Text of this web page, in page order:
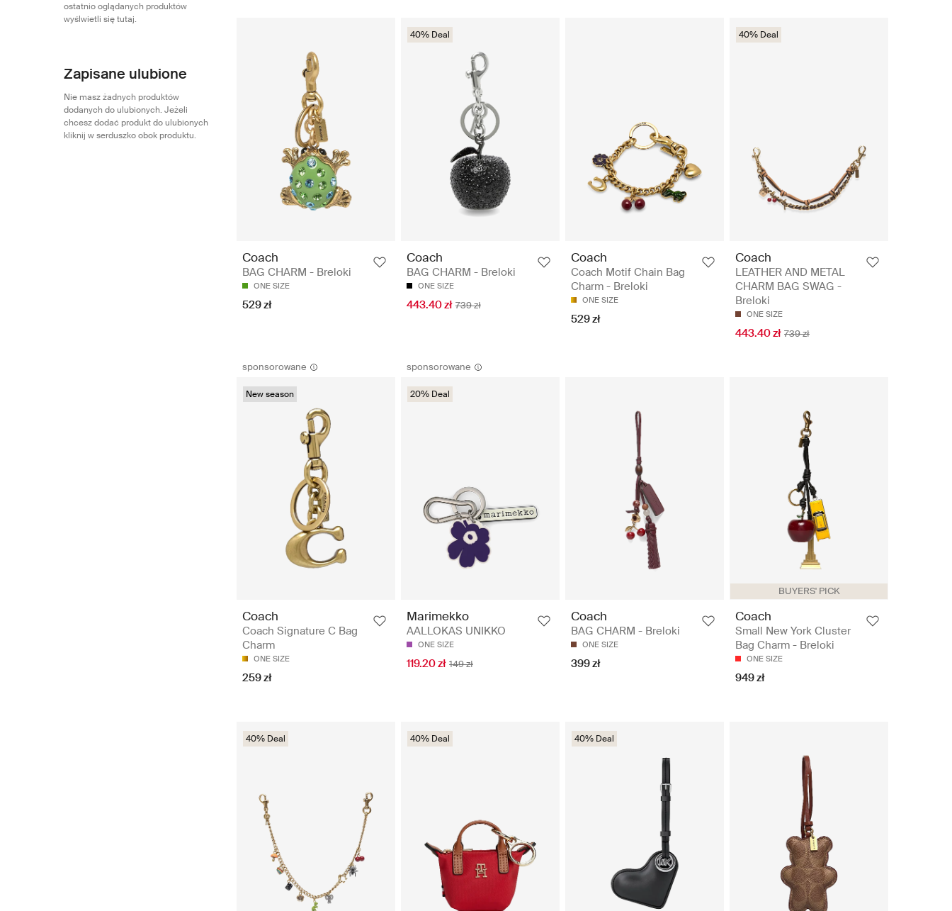
ostatnio oglądanych produktów
wyślwietli się tutaj.
Zapisane ulubione
Nie masz żadnych produktów
dodanych do ulubionych. Jeżeli
chcesz dodać produkt do ulubionych
kliknij w serduszko obok produktu.
Coach
BAG CHARM - Breloki
ONE SIZE
529 zł
40% Deal
Coach
BAG CHARM - Breloki
ONE SIZE
443.40 zł 739 zł
Coach
Coach Motif Chain Bag
Charm - Breloki
ONE SIZE
529 zł
40% Deal
Coach
LEATHER AND METAL
CHARM BAG SWAG -
Breloki
ONE SIZE
443.40 zł 739 zł
sponsorowane
New season
Coach
Coach Signature C Bag
Charm
ONE SIZE
259 zł
sponsorowane
20% Deal
Marimekko
AALLOKAS UNIKKO
ONE SIZE
119.20 zł 149 zł
Coach
BAG CHARM - Breloki
ONE SIZE
399 zł
BUYERS' PICK
Coach
Small New York Cluster
Bag Charm - Breloki
ONE SIZE
949 zł
40% Deal 40% Deal 40% Deal